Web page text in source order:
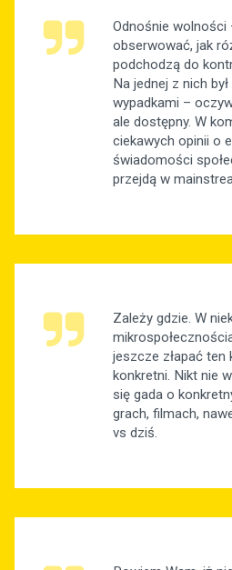
Odnośnie wolności
obserwować, jak
podchodzą do
Na jednej z nich
wypadkami –
ale dostępny. W
ciekawych opinii o
świadomości
przejdą w
Zależy gdzie. W
jeszcze złapać ten
konkretni. Nikt nie
się gada o
grach, filmach,
vs dziś.